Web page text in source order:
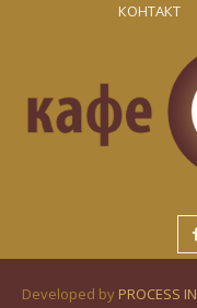
КОНТАКТ
Developed by PROCESS IN